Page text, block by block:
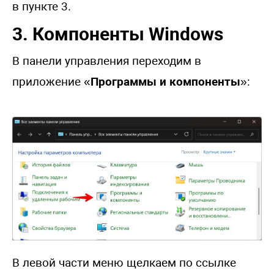
в пункте 3.
3. Компоненты Windows
В панели управления переходим в
приложение «Программы и компоненты»:
В левой части меню щелкаем по ссылке